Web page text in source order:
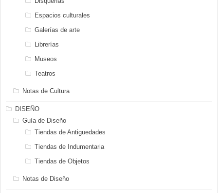
Espacios culturales
Galerías de arte
Librerías
Museos
Teatros
Notas de Cultura
DISEÑO
Guía de Diseño
Tiendas de Antiguedades
Tiendas de Indumentaria
Tiendas de Objetos
Notas de Diseño